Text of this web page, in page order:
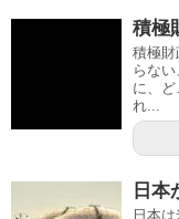
積極
積極財
らな
に、
れ...
日本
日本